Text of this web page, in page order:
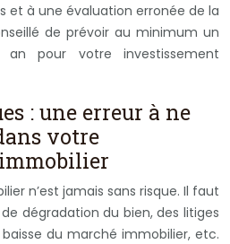
et à une évaluation erronée de la
de prévoir au minimum un
pour votre investissement
: une erreur à ne
votre
n’est jamais sans risque. Il faut
dégradation du bien, des litiges
du marché immobilier, etc.